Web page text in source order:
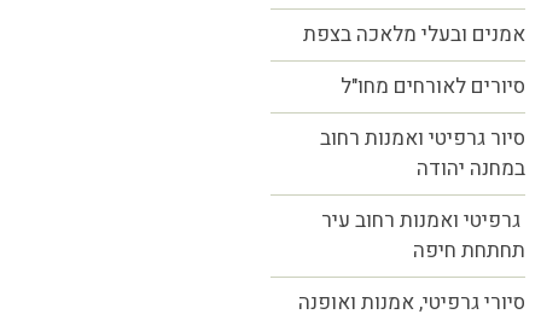
אמנים ובעלי מלאכה בצפת
סיורים לאורחים מחו"ל
סיור גרפיטי ואמנות רחוב
במחנה יהודה
גרפיטי ואמנות רחוב עיר
תחתחת חיפה
סיורי גרפיטי, אמנות ואופנה